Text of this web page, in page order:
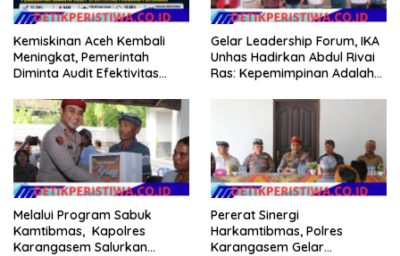
Kemiskinan Aceh Kembali
Meningkat, Pemerintah
Diminta Audit Efektivitas
Gelar Leadership Forum, IKA
Unhas Hadirkan Abdul Rivai
Ras: Kepemimpinan Adalah
Melalui Program Sabuk
Kamtibmas, Kapolres
Karangasem Salurkan
Pererat Sinergi
Harkamtibmas, Polres
Karangasem Gelar